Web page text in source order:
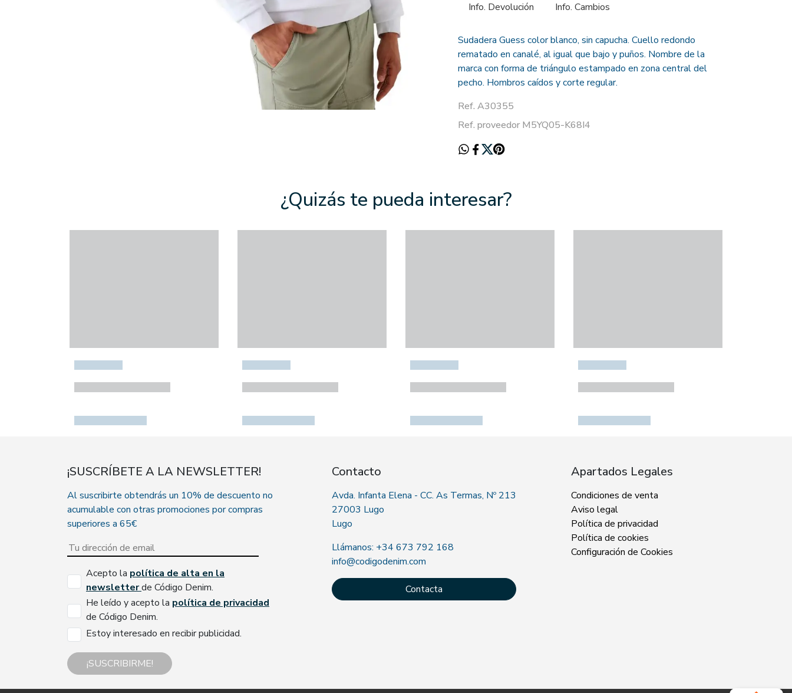
Info. Devolución Info. Cambios
Sudadera Guess color blanco, sin capucha. Cuello redondo
rematado en canalé, al igual que bajo y puños. Nombre de la
marca con forma de triángulo estampado en zona central del
pecho. Hombros caídos y corte regular.
Ref. A30355
Ref. proveedor M5YQ05-K68I4
¿Quizás te pueda interesar?
¡SUSCRÍBETE A LA NEWSLETTER!
Al suscribirte obtendrás un 10% de descuento no
acumulable con otras promociones por compras
superiores a 65€
Acepto la política de alta en la
newsletterde Código Denim.
He leído y acepto la política de privacidad
de Código Denim.
Estoy interesado en recibir publicidad.
¡SUSCRIBIRME!
Contacto
Avda. Infanta Elena - CC. As Termas, Nº 213
27003 Lugo
Lugo
Llámanos: +34 673 792 168
info@codigodenim.com
Contacta
Apartados Legales
Condiciones de venta
Aviso legal
Política de privacidad
Política de cookies
Configuración de Cookies